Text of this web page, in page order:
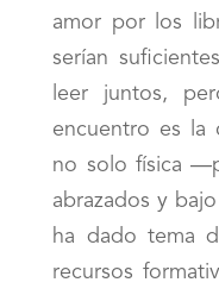
amor por los
serían
leer juntos,
encuentro es la
no solo física
abrazados y
ha dado tema
recursos